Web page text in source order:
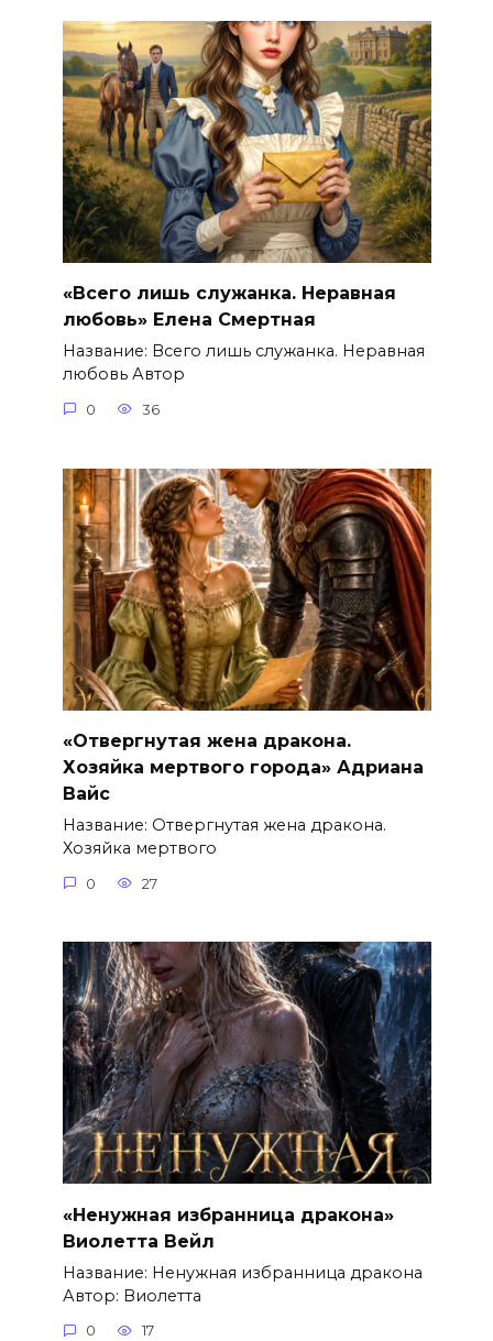
«Всего лишь служанка. Неравная
любовь» Елена Смертная
Название: Всего лишь служанка. Неравная
любовь Автор
0 36
«Отвергнутая жена дракона.
Хозяйка мертвого города» Адриана
Вайс
Название: Отвергнутая жена дракона.
Хозяйка мертвого
0 27
«Ненужная избранница дракона»
Виолетта Вейл
Название: Ненужная избранница дракона
Автор: Виолетта
0 17